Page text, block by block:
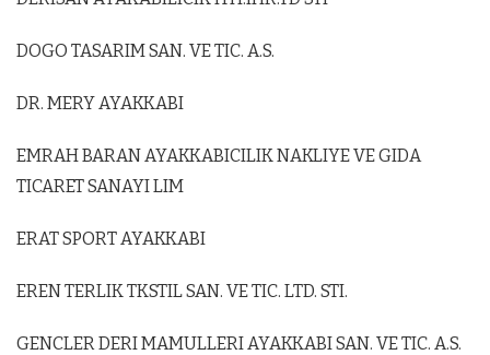
DOGO TASARIM SAN. VE TIC. A.S.
DR. MERY AYAKKABI
EMRAH BARAN AYAKKABICILIK NAKLIYE VE GIDA
TICARET SANAYI LIM
ERAT SPORT AYAKKABI
EREN TERLIK TKSTIL SAN. VE TIC. LTD. STI.
GENCLER DERI MAMULLERI AYAKKABI SAN. VE TIC. A.S.